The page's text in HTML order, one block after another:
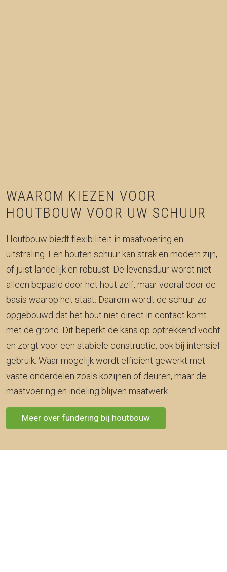
WAAROM KIEZEN VOOR
HOUTBOUW VOOR UW SCHUUR
Houtbouw biedt flexibiliteit in maatvoering en
uitstraling. Een houten schuur kan strak en modern zijn,
of juist landelijk en robuust. De levensduur wordt niet
alleen bepaald door het hout zelf, maar vooral door de
basis waarop het staat. Daarom wordt de schuur zo
opgebouwd dat het hout niet direct in contact komt
met de grond. Dit beperkt de kans op optrekkend vocht
en zorgt voor een stabiele constructie, ook bij intensief
gebruik. Waar mogelijk wordt efficiënt gewerkt met
vaste onderdelen zoals kozijnen of deuren, maar de
maatvoering en indeling blijven maatwerk.
Meer over fundering bij houtbouw